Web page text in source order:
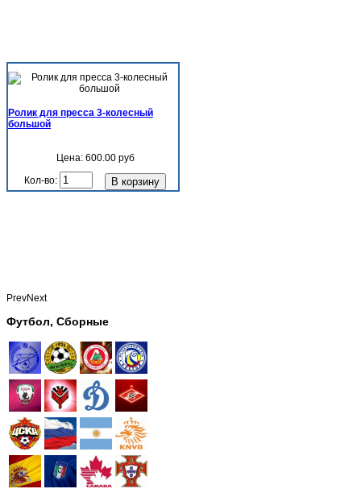
Ролик для пресса 3-колесный
большой
Цена:600.00 руб
Кол-во:
PrevNext
Футбол, Сборные